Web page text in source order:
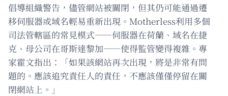
倡導組織警告，儘管網站被關閉，但其仍可能通過遷
移伺服器或域名輕易重新出現。Motherless利用多個
司法管轄區的常見模式——伺服器在荷蘭、域名在捷
克、母公司在哥斯達黎加——使得監管變得複雜。專
家霍文指出：「如果該網站再次出現，將是非常有問
題的。應該追究責任人的責任，不應該僅僅停留在關
閉網站上。」